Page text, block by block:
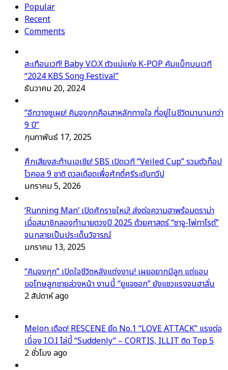
Popular
Recent
Comments
สะเทือนเวที! Baby V.O.X ตัวแม่แห่ง K-POP คัมแบ็กบนเวที
“2024 KBS Song Festival”
ธันวาคม 20, 2024
“อีกวางซูเผย! คิมจงกุกคือเสาหลักทางใจ ที่อยู่ในชีวิตมานานกว่า
9 ปี”
กุมภาพันธ์ 17, 2025
ศึกเสียงสะท้านเอเชีย! SBS เปิดเวที “Veiled Cup” รวมตัวท็อป
โวคอล 9 ชาติ ดวลเดือดเพื่อศักดิ์ศรีระดับทวีป
มกราคม 5, 2026
‘Running Man’ เปิดศักราชใหม่! ส่งต่อความฮาพร้อมดราม่า
เมื่อสมาชิกลองทำนายดวงปี 2025 ด้วยศาสตร์ “ซาจู-ไพ่ทาโรต์”
จนกลายเป็นประเด็นวิจารณ์
มกราคม 13, 2025
“คิมจงกุก” เปิดใจชีวิตหลังแต่งงาน! เผยอยากมีลูก แต่แอบ
ขอโทษลูกชายล่วงหน้า งานนี้ “ยูแจซอก” ยังแซวแรงจนฮาลั่น
2 สัปดาห์ ago
Melon เดือด! RESCENE ยึด No.1 “LOVE ATTACK” แรงต่อ
เนื่อง I.O.I ไล่บี้ “Suddenly” – CORTIS, ILLIT ติด Top 5
2 ชั่วโมง ago